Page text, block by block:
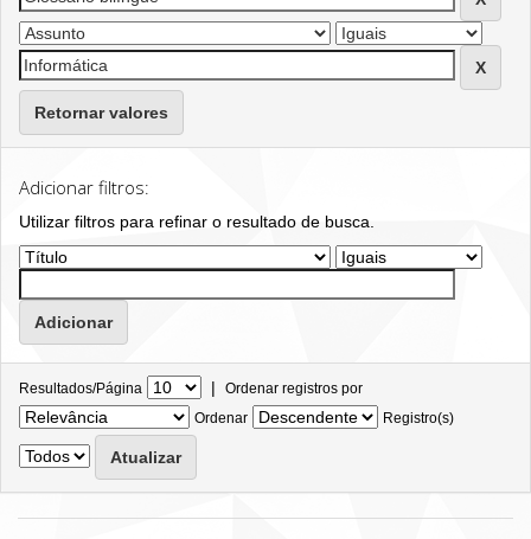
Retornar valores
Adicionar filtros:
Utilizar filtros para refinar o resultado de busca.
Resultados/Página | Ordenar registros por
Ordenar
Registro(s)